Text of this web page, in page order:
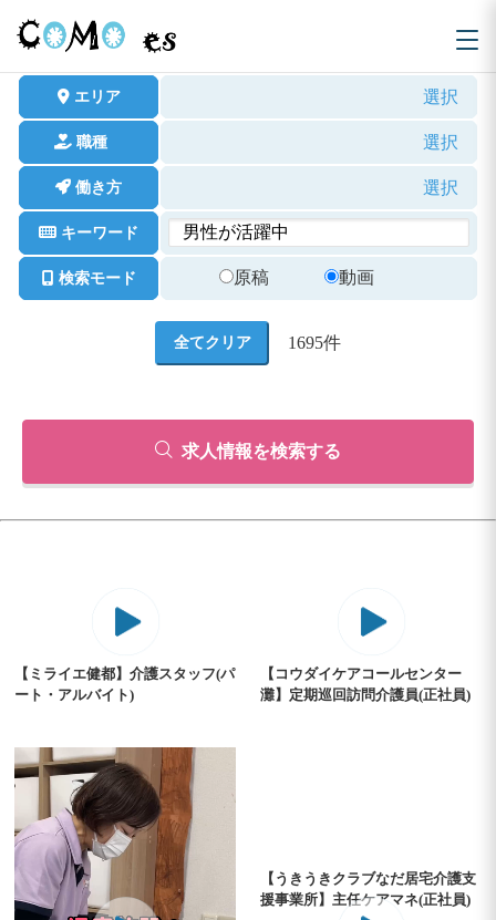
エリア 選択
職種 選択
働き方 選択
キーワード
検索モード 原稿 動画
1695件
求人情報を検索する
【ミライエ健都】介護スタッフ(パ
ート・アルバイト)
【コウダイケアコールセンター
灘】定期巡回訪問介護員(正社員)
【うきうきクラブなだ居宅介護支
援事業所】主任ケアマネ(正社員)